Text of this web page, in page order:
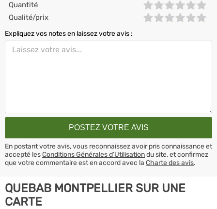
Quantité
Qualité/prix
Expliquez vos notes en laissez votre avis :
En postant votre avis, vous reconnaissez avoir pris connaissance et
accepté lesConditions Générales d’Utilisationdu site, et confirmez
que votre commentaire est en accord avec la Charte des avis.
QUEBAB MONTPELLIER SUR UNE
CARTE